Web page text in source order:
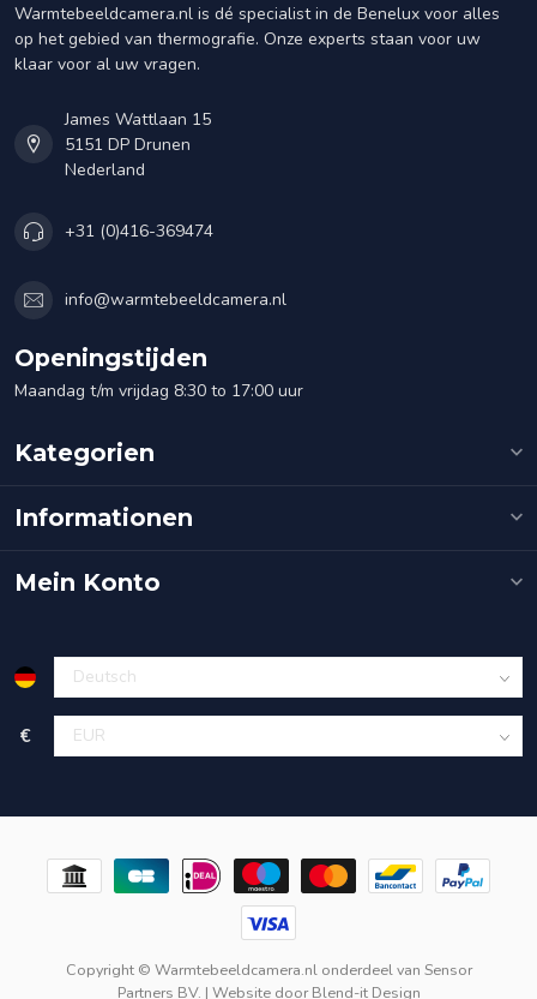
Warmtebeeldcamera.nl is dé specialist in de Benelux voor alles
op het gebied van thermografie. Onze experts staan voor uw
klaar voor al uw vragen.
James Wattlaan 15
5151 DP Drunen
Nederland
+31 (0)416-369474
info@warmtebeeldcamera.nl
Openingstijden
Maandag t/m vrijdag 8:30 to 17:00 uur
Kategorien
Informationen
Mein Konto
€
Copyright © Warmtebeeldcamera.nl onderdeel van Sensor
Partners BV. | Website doorBlend-it Design